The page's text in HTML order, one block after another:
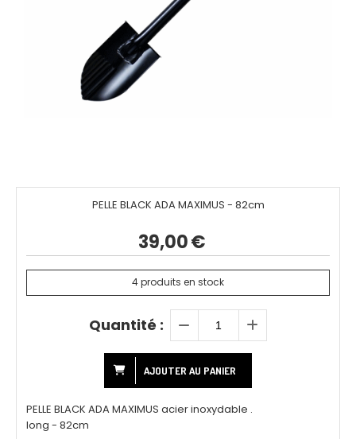
PELLE BLACK ADA MAXIMUS - 82cm
39,00€
4produits en stock
Quantité :
AJOUTER AU PANIER
PELLE BLACK ADA MAXIMUS acier inoxydable .
long - 82cm